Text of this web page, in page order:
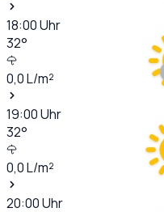
18:00Uhr
32°
0,0L/m²
19:00Uhr
32°
0,0L/m²
20:00Uhr